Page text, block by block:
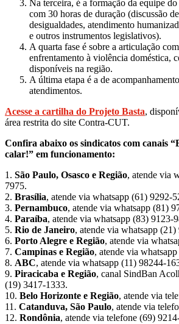
Na terceira, é a formação da equipe
com 30 horas de duração (discussão
desigualdades, atendimento
e outros instrumentos legislativos).
A quarta fase é sobre a articulação
enfrentamento à violência doméstica,
disponíveis na região.
A última etapa é a de
atendimentos.
Acesse a cartilha do Projeto Basta,
área restrita do site Contra-CUT.
Confira abaixo os sindicatos com canais
calar!” em funcionamento:
1. São Paulo, Osasco e Região, atende via
7975.
2. Brasília, atende via whatsapp (61) 9292-
3. Pernambuco, atende via whatsapp (81)
4. Paraíba, atende via whatsapp (83) 9123-
5. Rio de Janeiro, atende via whatsapp
6. Porto Alegre e Região, atende via
7. Campinas e Região, atende via
8. ABC, atende via whatsapp (11) 98244-
9. Piracicaba e Região, canal SindBan
(19) 3417-1333.
10. Belo Horizonte e Região, atende via
11. Catanduva, São Paulo, atende via
12. Rondônia, atende via telefone (69)